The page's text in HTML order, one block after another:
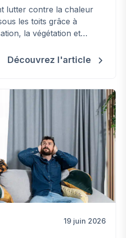
lutter contre la chaleur
les toits grâce à
la végétation et
Découvrez l'article
19 juin 2026